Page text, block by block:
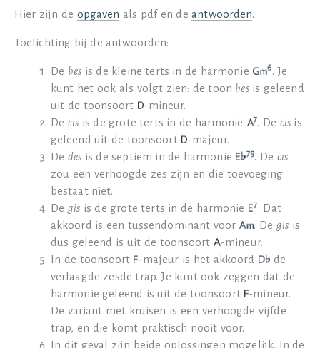
Hier zijn de opgaven als pdf en deantwoorden.
Toelichting bij de antwoorden:
De bes is de kleine terts in de harmonie
. Je
kunt het ook als volgt zien: de toon besis geleend
uit de toonsoort
-mineur.
De cis is de grote terts in de harmonie . De cisis
geleend uit de toonsoort
-majeur.
De des is de septiem in de harmonie . De cis
zou een verhoogde zes zijn en die toevoeging
bestaat niet.
De gis is de grote terts in de harmonie
. Dat
akkoord is een tussendominant voor
. De gis is
dus geleend is uit de toonsoort
-mineur.
In de toonsoort
-majeur is het akkoord
de
verlaagde zesde trap. Je kunt ook zeggen dat de
harmonie geleend is uit de toonsoort
-mineur.
De variant met kruisen is een verhoogde vijfde
trap, en die komt praktisch nooit voor.
In dit geval zijn beide oplossingen mogelijk. In de